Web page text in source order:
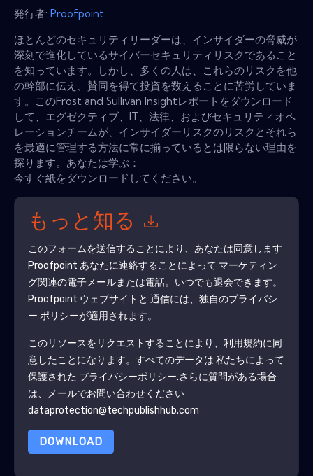
発行者: Proofpoint
ほとんどのセキュリティリーダーは、インサイダーの脅威が
深刻で進化しているサイバーセキュリティリスクであること
を知っています。しかし、多くの人は、これらのリスクを他
の幹部に伝え、賛同を得て投資を数えることに苦労していま
す。このFrost and Sullivan Insightレポートをダウンロード
して、エグゼクティブ、IT、法律、およびセキュリティオペ
レーションチームが、インサイダーリスクのリスクとそれら
を最適に管理する方法に常に揃っているとは限らない理由を
探ります。あなたは学ぶ：
今すぐ紙をダウンロードしてください。
もっと知る
このフォームを送信することにより、あなたは同意します
Proofpoint あなたに連絡することによって マーケティン
グ関連の電子メールまたは電話。いつでも退会できます。
Proofpoint ウェブサイトと 通信には、独自のプライバシ
ー ポリシーが適用されます。
このリソースをリクエストすることにより、利用規約に同
意したことになります。すべてのデータは 私たちによって
保護された プライバシーポリシー.さらに質問がある場合
は、メールでお問い合わせください
dataprotection@techpublishhub.com
DOWNLOAD